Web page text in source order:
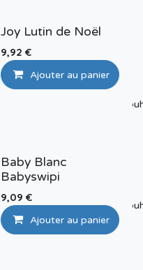
Ajouter à la liste de
Joy Lutin de Noël
9,92 €
Ajouter au panier
Ajouter à la liste de
Baby Blanc
Babyswipi
9,09 €
Ajouter au panier